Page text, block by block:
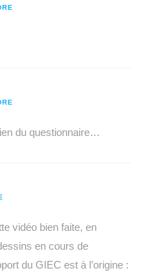
du questionnaire…
vidéo bien faite, en
en cours de
du GIEC est à l’origine :